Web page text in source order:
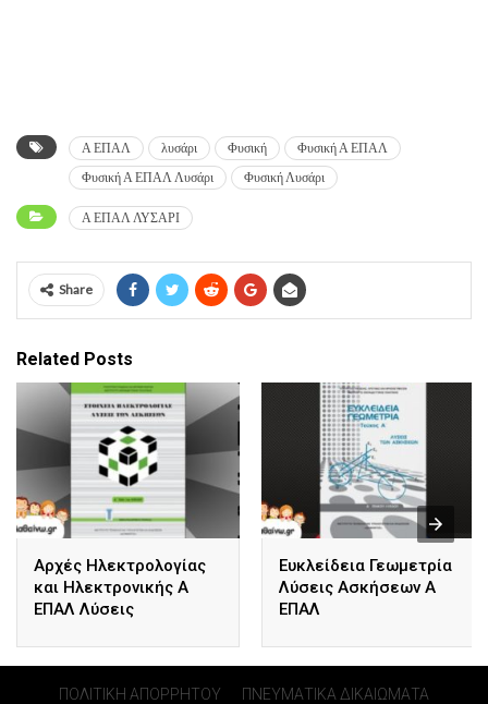
Α ΕΠΑΛ λυσάρι Φυσική
Φυσική Α ΕΠΑΛ
Φυσική Α ΕΠΑΛ Λυσάρι
Φυσική Λυσάρι
Α ΕΠΑΛ ΛΥΣΑΡΙ
Share
Related Posts
Αρχές Ηλεκτρολογίας
και Ηλεκτρονικής Α
ΕΠΑΛ Λύσεις
Ευκλείδεια Γεωμετρία
Λύσεις Ασκήσεων Α
ΕΠΑΛ
ΠΟΛΙΤΙΚΗ ΑΠΟΡΡΗΤΟΥ ΠΝΕΥΜΑΤΙΚΑ ΔΙΚΑΙΩΜΑΤΑ